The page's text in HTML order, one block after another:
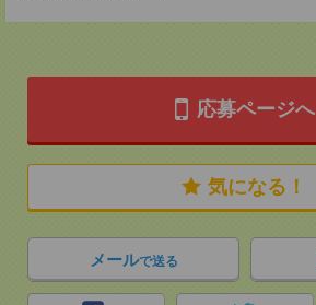
応募ページへ
気になる！
メールで送る